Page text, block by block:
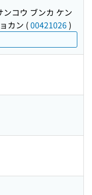
ンコウ ブンカ ケン
カン (00421026)